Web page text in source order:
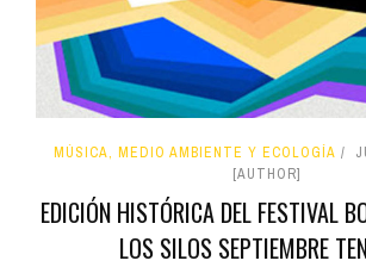
MÚSICA, MEDIO AMBIENTE Y ECOLOGÍA
[AUTHOR]
EDICIÓN HISTÓRICA DEL FESTIVAL
LOS SILOS SEPTIEMBRE